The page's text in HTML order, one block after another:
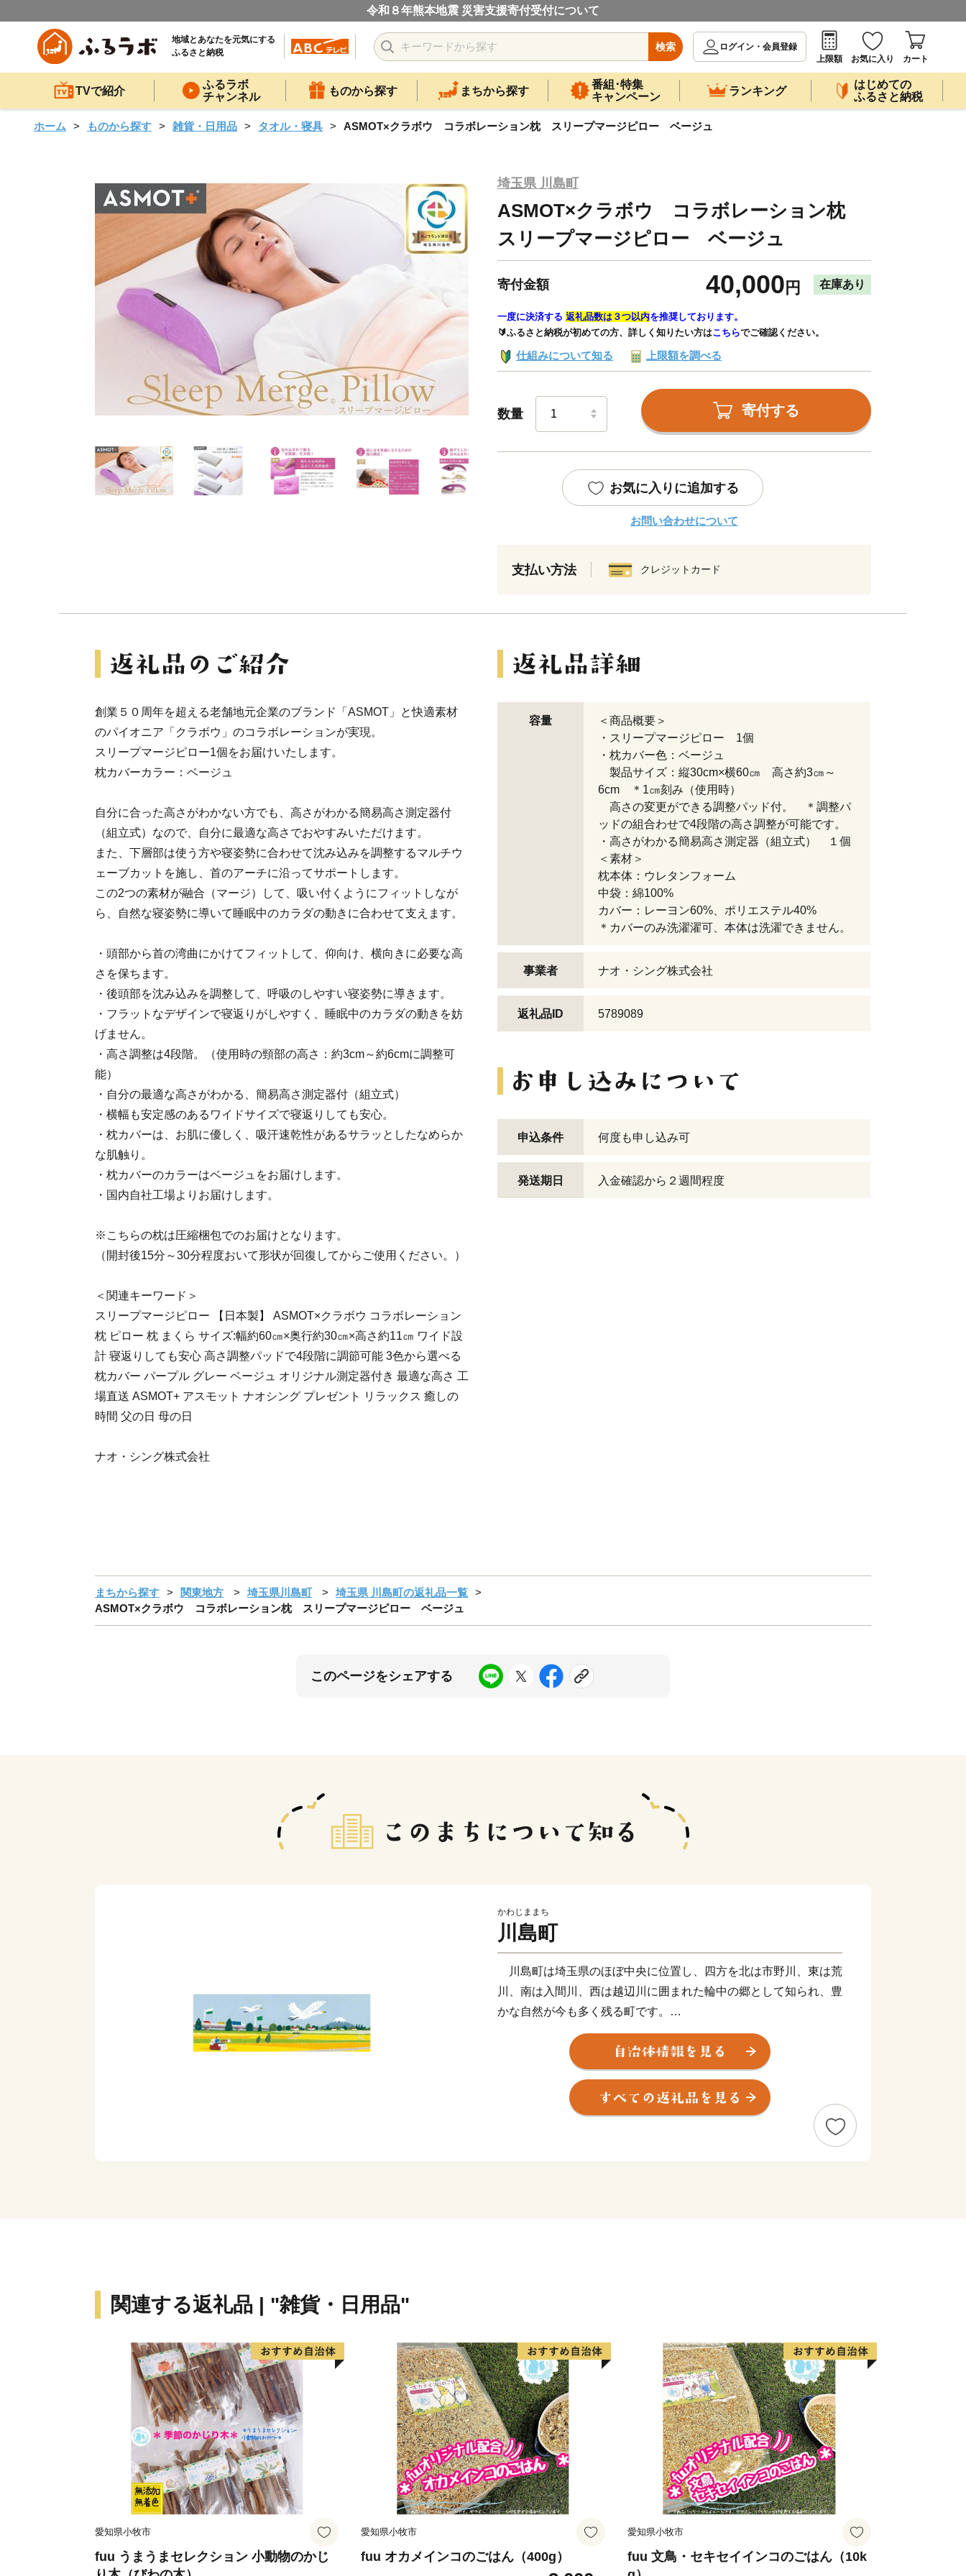
令和８年熊本地震 災害支援寄付受付について
地域とあなたを元気にする
ふるさと納税
検索
ログイン・会員登録
上限額
お気に入り カート
TVで紹介
ふるラボ
チャンネル
ものから探す まちから探す
番組･特集
キャンペーン
ランキング
はじめての
ふるさと納税
ホーム ものから探す 雑貨・日用品 タオル・寝具 ASMOT×クラボウ コラボレーション枕 スリープマージピロー ベージュ
埼玉県 川島町
ASMOT×クラボウ コラボレーション枕
スリープマージピロー ベージュ
寄付金額 40,000 円 在庫あり
一度に決済する 返礼品数は３つ以内を推奨しております。
🔰ふるさと納税が初めての方、詳しく知りたい方はこちらでご確認ください。
仕組みについて知る 上限額を調べる
数量 寄付する
お気に入りに追加する
お問い合わせについて
支払い方法 クレジットカード
創業５０周年を超える老舗地元企業のブランド「ASMOT」と快適素材
のパイオニア「クラボウ」のコラボレーションが実現。
スリープマージピロー1個をお届けいたします。
枕カバーカラー：ベージュ
自分に合った高さがわかない方でも、高さがわかる簡易高さ測定器付
（組立式）なので、自分に最適な高さでおやすみいただけます。
また、下層部は使う方や寝姿勢に合わせて沈み込みを調整するマルチウ
ェーブカットを施し、首のアーチに沿ってサポートします。
この2つの素材が融合（マージ）して、吸い付くようにフィットしなが
ら、自然な寝姿勢に導いて睡眠中のカラダの動きに合わせて支えます。
・頭部から首の湾曲にかけてフィットして、仰向け、横向きに必要な高
さを保ちます。
・後頭部を沈み込みを調整して、呼吸のしやすい寝姿勢に導きます。
・フラットなデザインで寝返りがしやすく、睡眠中のカラダの動きを妨
げません。
・高さ調整は4段階。（使用時の頸部の高さ：約3cm～約6cmに調整可
能）
・自分の最適な高さがわかる、簡易高さ測定器付（組立式）
・横幅も安定感のあるワイドサイズで寝返りしても安心。
・枕カバーは、お肌に優しく、吸汗速乾性があるサラッとしたなめらか
な肌触り。
・枕カバーのカラーはベージュをお届けします。
・国内自社工場よりお届けします。
※こちらの枕は圧縮梱包でのお届けとなります。
（開封後15分～30分程度おいて形状が回復してからご使用ください。）
＜関連キーワード＞
スリープマージピロー 【日本製】 ASMOT×クラボウ コラボレーション
枕 ピロー 枕 まくら サイズ:幅約60㎝×奥行約30㎝×高さ約11㎝ ワイド設
計 寝返りしても安心 高さ調整パッドで4段階に調節可能 3色から選べる
枕カバー パープル グレー ベージュ オリジナル測定器付き 最適な高さ 工
場直送 ASMOT+ アスモット ナオシング プレゼント リラックス 癒しの
時間 父の日 母の日
ナオ・シング株式会社
容量
＜商品概要＞
・スリープマージピロー 1個
・枕カバー色：ベージュ
製品サイズ：縦30cm×横60㎝ 高さ約3㎝～
6cm ＊1㎝刻み（使用時）
高さの変更ができる調整パッド付。 ＊調整パ
ッドの組合わせで4段階の高さ調整が可能です。
・高さがわかる簡易高さ測定器（組立式） １個
＜素材＞
枕本体：ウレタンフォーム
中袋：綿100%
カバー：レーヨン60%、ポリエステル40%
＊カバーのみ洗濯濯可、本体は洗濯できません。
事業者 ナオ・シング株式会社
返礼品ID 5789089
申込条件 何度も申し込み可
発送期日 入金確認から２週間程度
まちから探す 関東地方 埼玉県川島町
埼玉県 川島町の返礼品一覧
ASMOT×クラボウ コラボレーション枕 スリープマージピロー ベージュ
このページをシェアする
かわじままち
川島町
川島町は埼玉県のほぼ中央に位置し、四方を北は市野川、東は荒
川、南は入間川、西は越辺川に囲まれた輪中の郷として知られ、豊
かな自然が今も多く残る町です。
面積の約６０％が田畑で、その中心は「お米」です。平坦な地形
と豊かな水、気候など理想的な条件が整っており、江戸時代には、
お蔵米として川越藩に献上されていた由緒あるお米が産み出されて
また、町の特産として、県内でも有数の産地となっている「いち
ご」、県内最大の生産量を誇る「いちじく」の栽培が盛んです。
けているため、本町に寄附した場合は、税制上の特例控除を受ける
ことができます。
関連する返礼品 | "雑貨・日用品"
愛知県小牧市
fuu うまうまセレクション 小動物のかじ
愛知県小牧市
fuu オカメインコのごはん（400g）
愛知県小牧市
fuu 文鳥・セキセイインコのごはん（10k